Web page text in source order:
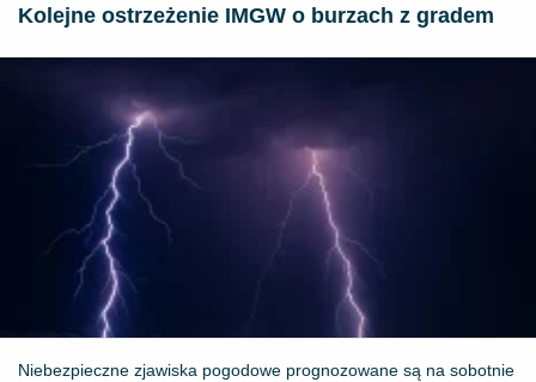
Kolejne ostrzeżenie IMGW o burzach z gradem
Niebezpieczne zjawiska pogodowe prognozowane są na sobotnie